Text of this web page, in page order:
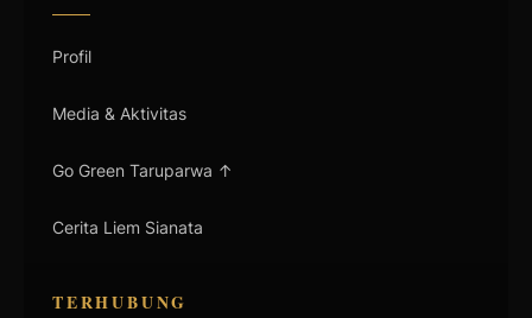
Profil
Media & Aktivitas
Go Green Taruparwa ↑
Cerita Liem Sianata
TERHUBUNG